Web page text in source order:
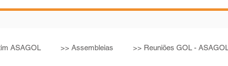
ASAGOL >> Assembleias >> Reuniões GOL -